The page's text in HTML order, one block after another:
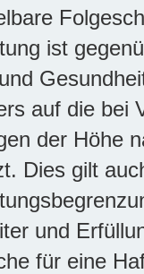
ist
auf die bei
der Höhe
Dies gilt
und
für eine